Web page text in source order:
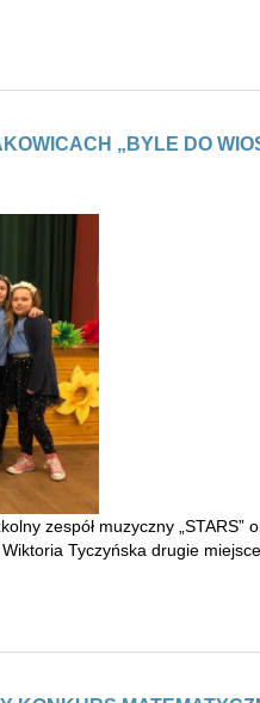
„BYLE DO
zespół muzyczny
Tyczyńska drugie